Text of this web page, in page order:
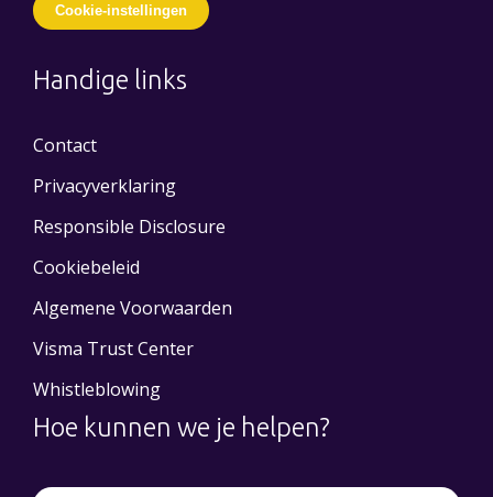
Cookie-instellingen
Handige links
Contact
Privacyverklaring
Responsible Disclosure
Cookiebeleid
Algemene Voorwaarden
Visma Trust Center
Whistleblowing
Hoe kunnen we je helpen?